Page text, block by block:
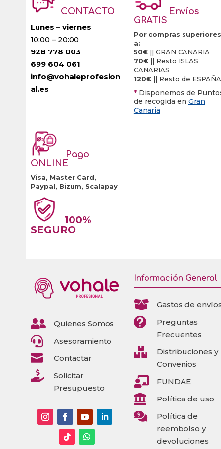
CONTACTO
Lunes – viernes
10:00 – 20:00
928 778 003
699 604 061
info@vohaleprofesion
al.es
Envíos
GRATIS
Por compras superiores
a:
50€|| GRAN CANARIA
70€|| Resto ISLAS
CANARIAS
120€|| Resto de ESPAÑA
* Disponemos de
de recogida en Gran
Canaria
Pago
ONLINE
Visa, Master Card,
Paypal, Bizum, Scalapay
100%
SEGURO
 Quienes Somos
 Asesoramiento
 Contactar

Solicitar
Presupuesto
Información General
 Gastos de

Preguntas
Frecuentes

Distribuciones y
Convenios
 FUNDAE
 Política de uso

Política de
reembolso y
devoluciones